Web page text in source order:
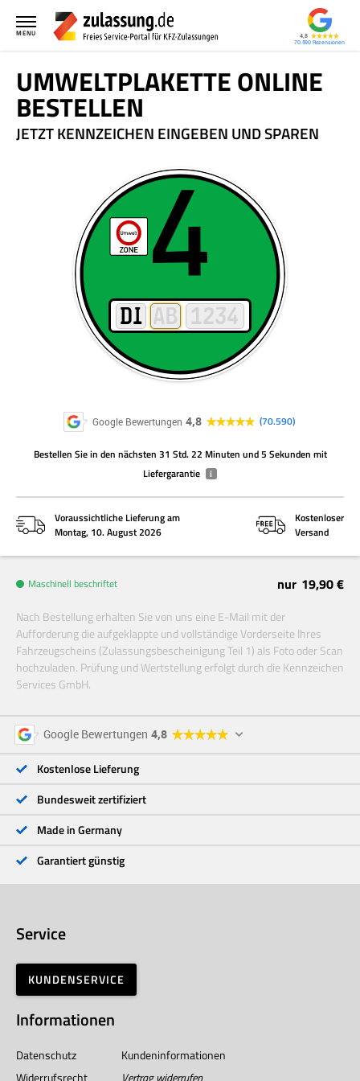
4,8
70.590
MENU
UMWELTPLAKETTE ONLINE
BESTELLEN
JETZT KENNZEICHEN EINGEBEN UND SPAREN
Google Bewertungen 4,8 70.590
Bestellen Siein den nächsten 31 Std. 22 Minuten und 4 Sekunden mit
Liefergarantie
i
Voraussichtliche Lieferung am
Montag, 10. August 2026
Kostenloser
Versand
Maschinell beschriftet nur 19,90 €
Nach Bestellung erhalten Sie von uns eine E-Mail mit der
Aufforderung die aufgeklappte und vollständige Vorderseite Ihres
Fahrzeugscheins (Zulassungsbescheinigung Teil 1) als Foto oder Scan
hochzuladen. Prüfung und Wertstellung erfolgt durch die Kennzeichen
Services GmbH.
Google Bewertungen 4,8
4 Sterne
3 Sterne
<1 %
2 Sterne
1 Stern
<1 %
Kostenlose Lieferung
Bundesweit zertifiziert
Made in Germany
Garantiert günstig
Service
KUNDENSERVICE
Informationen
Datenschutz
Kundeninformationen
Widerrufsrecht
Vertrag widerrufen